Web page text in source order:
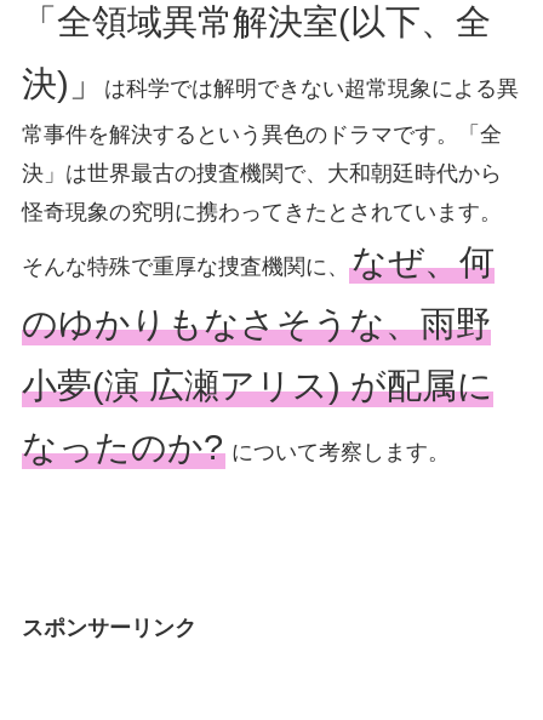
「全領域異常解決室(以下、全
決)」
は科学では解明できない超常現象による異
常事件を解決するという異色のドラマです。「全
決」は世界最古の捜査機関で、大和朝廷時代から
怪奇現象の究明に携わってきたとされています。
そんな特殊で重厚な捜査機関に、 なぜ、何
のゆかりもなさそうな、雨野
小夢(演 広瀬アリス) が配属に
なったのか?について考察します。
スポンサーリンク